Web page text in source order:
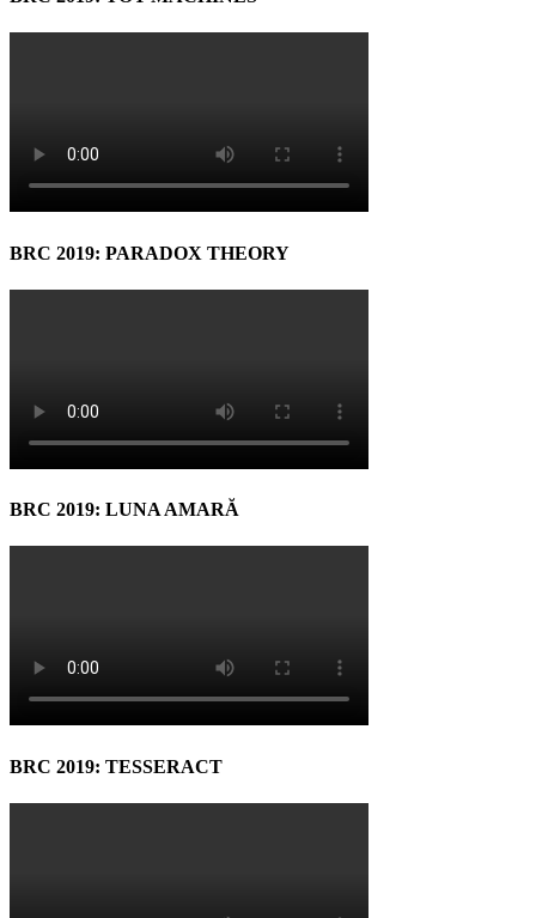
BRC 2019: PARADOX THEORY
BRC 2019: LUNA AMARĂ
BRC 2019: TESSERACT